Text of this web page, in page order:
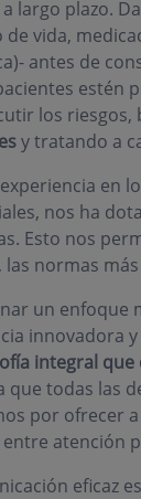
largo plazo.
de vida,
antes de
estén
los riesgos,
y tratando a
en
nos ha
Esto nos
las normas
un enfoque
innovadora
integral
que todas las
por ofrecer
atención
eficaz